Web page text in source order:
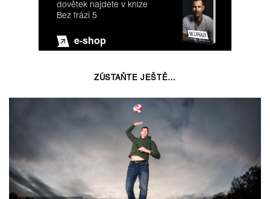
dovětek najdete v knize
Bez frází 5
e-shop
ZŮSTAŇTE JEŠTĚ…